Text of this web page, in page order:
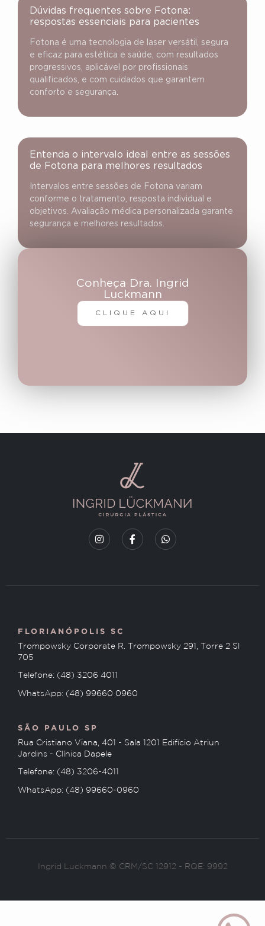
Dúvidas frequentes sobre Fotona:
respostas essenciais para pacientes
Fotona é uma tecnologia de laser versátil, segura
e eficaz para estética e saúde, com resultados
progressivos, aplicável por profissionais
qualificados, e com cuidados que garantem
conforto e segurança.
Entenda o intervalo ideal entre as sessões
de Fotona para melhores resultados
Intervalos entre sessões de Fotona variam
conforme o tratamento, resposta individual e
objetivos. Avaliação médica personalizada garante
segurança e melhores resultados.
Conheça Dra. Ingrid
Luckmann
CLIQUE AQUI
FLORIANÓPOLIS SC
Trompowsky Corporate R. Trompowsky 291, Torre 2 Sl
705
Telefone: (48) 3206 4011
WhatsApp: (48) 99660 0960
SÃO PAULO SP
Rua Cristiano Viana, 401 - Sala 1201 Edifício Atriun
Jardins - Clínica Dapele
Telefone: (48) 3206-4011
WhatsApp: (48) 99660-0960
Ingrid Luckmann © CRM/SC 12912 - RQE: 9992